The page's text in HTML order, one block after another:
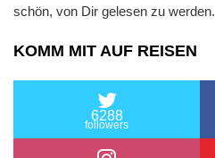
schön, von Dir gelesen zu werden.
KOMM MIT AUF REISEN
6288
followers